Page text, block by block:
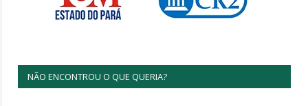
NÃO ENCONTROU O QUE QUERIA?